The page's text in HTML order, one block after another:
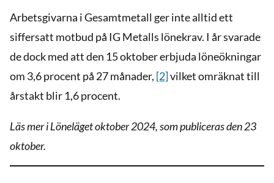
Arbetsgivarna i Gesamtmetall ger inte alltid ett
siffersatt motbud på IG Metalls lönekrav. I år svarade
de dock med att den 15 oktober erbjuda löneökningar
om 3,6 procent på 27 månader, [2]vilket omräknat till
årstakt blir 1,6 procent.
Läs mer i Löneläget oktober 2024, som publiceras den 23
oktober.